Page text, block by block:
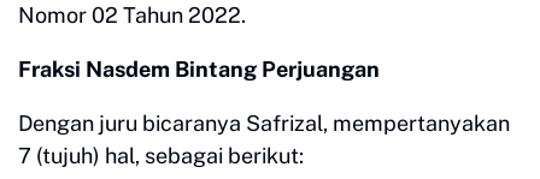
Nomor 02 Tahun 2022.
Fraksi Nasdem Bintang Perjuangan
Dengan juru bicaranya Safrizal, mempertanyakan
7 (tujuh) hal, sebagai berikut: